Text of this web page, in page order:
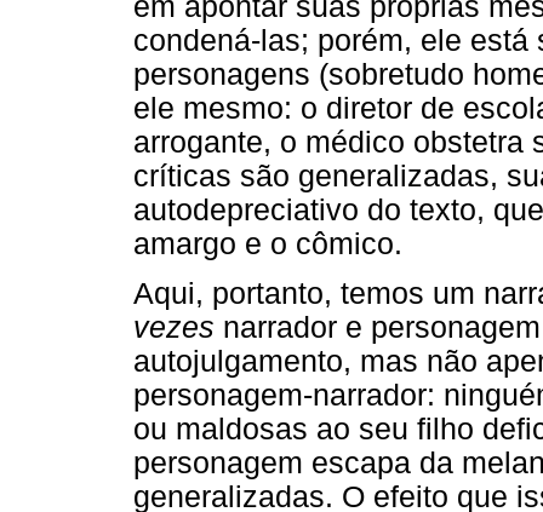
em apontar suas próprias
condená-las; porém, ele
personagens (sobretudo
ele mesmo: o diretor de
arrogante, o médico obstetra
críticas são generalizadas,
autodepreciativo do texto,
amargo e o cômico.
Aqui, portanto, temos um
vezes narrador e
autojulgamento, mas não
personagem-narrador:
ou maldosas ao seu filho
personagem escapa da
generalizadas. O efeito que